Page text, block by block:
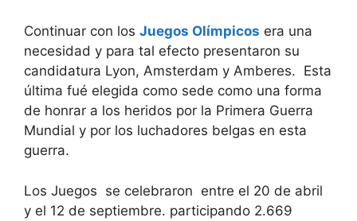
Continuar con los Juegos Olímpicos era una
necesidad y para tal efecto presentaron su
candidatura Lyon, Amsterdam y Amberes. Esta
última fué elegida como sede como una forma
de honrar a los heridos por la Primera Guerra
Mundial y por los luchadores belgas en esta
guerra.
Los Juegos se celebraron entre el 20 de abril
y el 12 de septiembre. participando 2.669